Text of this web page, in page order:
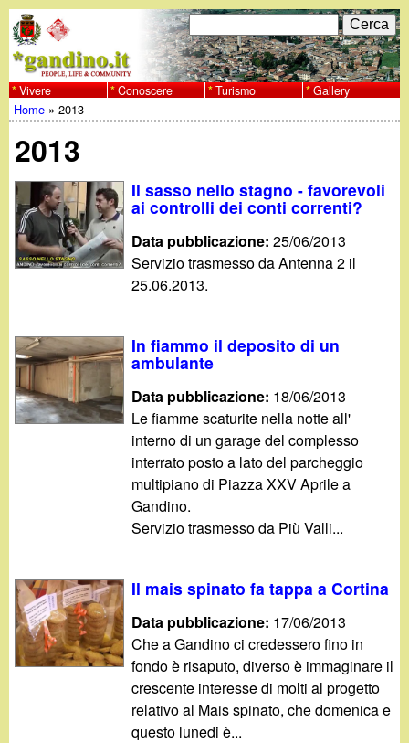
al
contenuto
w
w
w
.
g
n
d
.
i
t
F
o
r
d
i
r
i
e
r
c
a
C
e
r
c
Vivere Conoscere Turismo Gallery
Tu
sei
qui
Home »2013
2013
Il sasso nello stagno - favorevoli
ai controlli dei conti correnti?
Data pubblicazione:25/06/2013
Servizio trasmesso da Antenna 2 il
25.06.2013.
In fiammo il deposito di un
ambulante
Data pubblicazione: 18/06/2013
Le fiamme scaturite nella notte all'
interno di un garage del complesso
interrato posto a lato del parcheggio
multipiano di Piazza XXV Aprile a
Gandino.
Servizio trasmesso da Più Valli...
Il mais spinato fa tappa a Cortina
Data pubblicazione: 17/06/2013
Che a Gandino ci credessero fino in
fondo è risaputo, diverso è immaginare il
crescente interesse di molti al progetto
relativo al Mais spinato, che domenica e
questo lunedi è...